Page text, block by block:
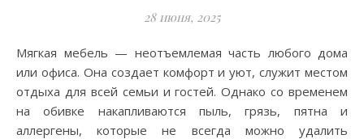
28 июня, 2025
Мягкая мебель — неотъемлемая часть любого дома
или офиса. Она создает комфорт и уют, служит местом
отдыха для всей семьи и гостей. Однако со временем
на обивке накапливаются пыль, грязь, пятна и
аллергены, которые не всегда можно удалить